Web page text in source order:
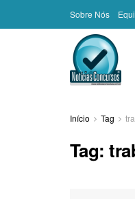
Sobre Nós
Início Tag
Tag: